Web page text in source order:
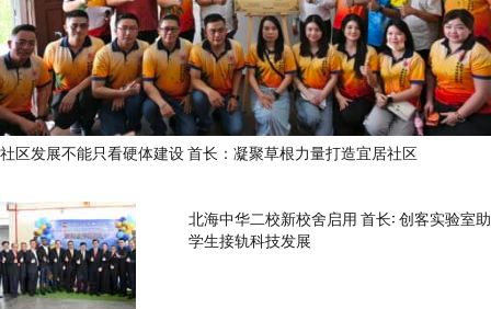
社区发展不能只看硬体建设 首长：凝聚草根力量打造宜居社区
北海中华二校新校舍启用 首长: 创客实验室助
学生接轨科技发展